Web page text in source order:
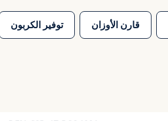
قارن الأوزان توفير الكربون